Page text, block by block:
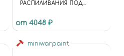
РАСПИЛИВАНИЯ ПОД
ДЕРЕВУ, 550 ММ
от 4048 ₽
miniwarpaint